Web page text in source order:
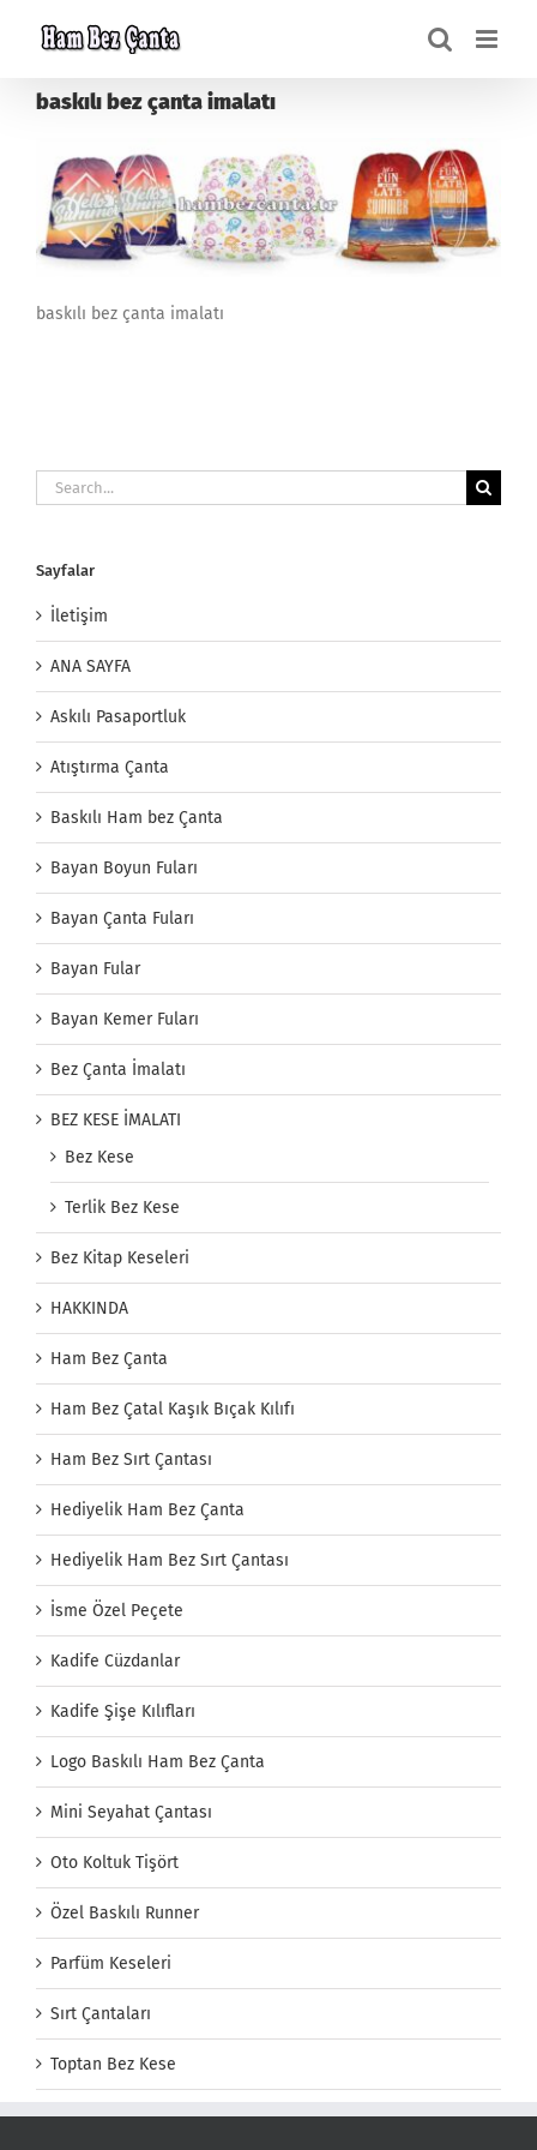
baskılı bez çanta imalatı
baskılı bez çanta imalatı
Search
for:
Sayfalar
İletişim
ANA SAYFA
Askılı Pasaportluk
Atıştırma Çanta
Baskılı Ham bez Çanta
Bayan Boyun Fuları
Bayan Çanta Fuları
Bayan Fular
Bayan Kemer Fuları
Bez Çanta İmalatı
BEZ KESE İMALATI
Bez Kese
Terlik Bez Kese
Bez Kitap Keseleri
HAKKINDA
Ham Bez Çanta
Ham Bez Çatal Kaşık Bıçak Kılıfı
Ham Bez Sırt Çantası
Hediyelik Ham Bez Çanta
Hediyelik Ham Bez Sırt Çantası
İsme Özel Peçete
Kadife Cüzdanlar
Kadife Şişe Kılıfları
Logo Baskılı Ham Bez Çanta
Mini Seyahat Çantası
Oto Koltuk Tişört
Özel Baskılı Runner
Parfüm Keseleri
Sırt Çantaları
Toptan Bez Kese